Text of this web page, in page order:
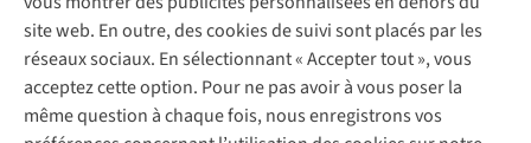
site web. En outre, des cookies de suivi sont placés par les
réseaux sociaux. En sélectionnant « Accepter tout », vous
acceptez cette option. Pour ne pas avoir à vous poser la
même question à chaque fois, nous enregistrons vos
Pour les entreprises
Suivez-nous